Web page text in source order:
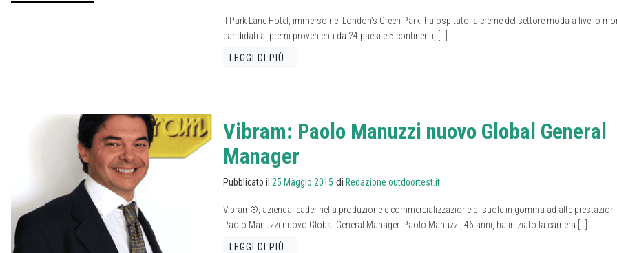
Il Park Lane Hotel, immerso nel London’s Green Park, ha ospitato la creme del settore moda a livello
candidati ai premi provenienti da 24 paesi e 5 continenti, […]
LEGGI DI PIÙ…
Vibram: Paolo Manuzzi nuovo Global General
Manager
Pubblicato il 25 Maggio 2015 di Redazione outdoortest.it
Vibram®, azienda leader nella produzione e commercializzazione di suole in gomma ad alte
Paolo Manuzzi nuovo Global General Manager. Paolo Manuzzi, 46 anni, ha iniziato la carriera […]
LEGGI DI PIÙ…